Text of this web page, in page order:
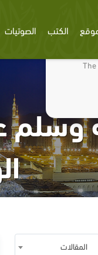
We use
الكتب الصوتيات
المقالات